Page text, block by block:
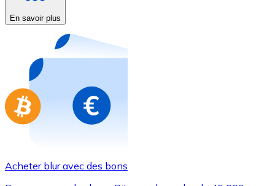
Nouveau
Achetez des cartes-cadeaux de vos marques
Aller à la boutique de cartes-cadeaux
En savoir plus
Acheter blur avec des bons